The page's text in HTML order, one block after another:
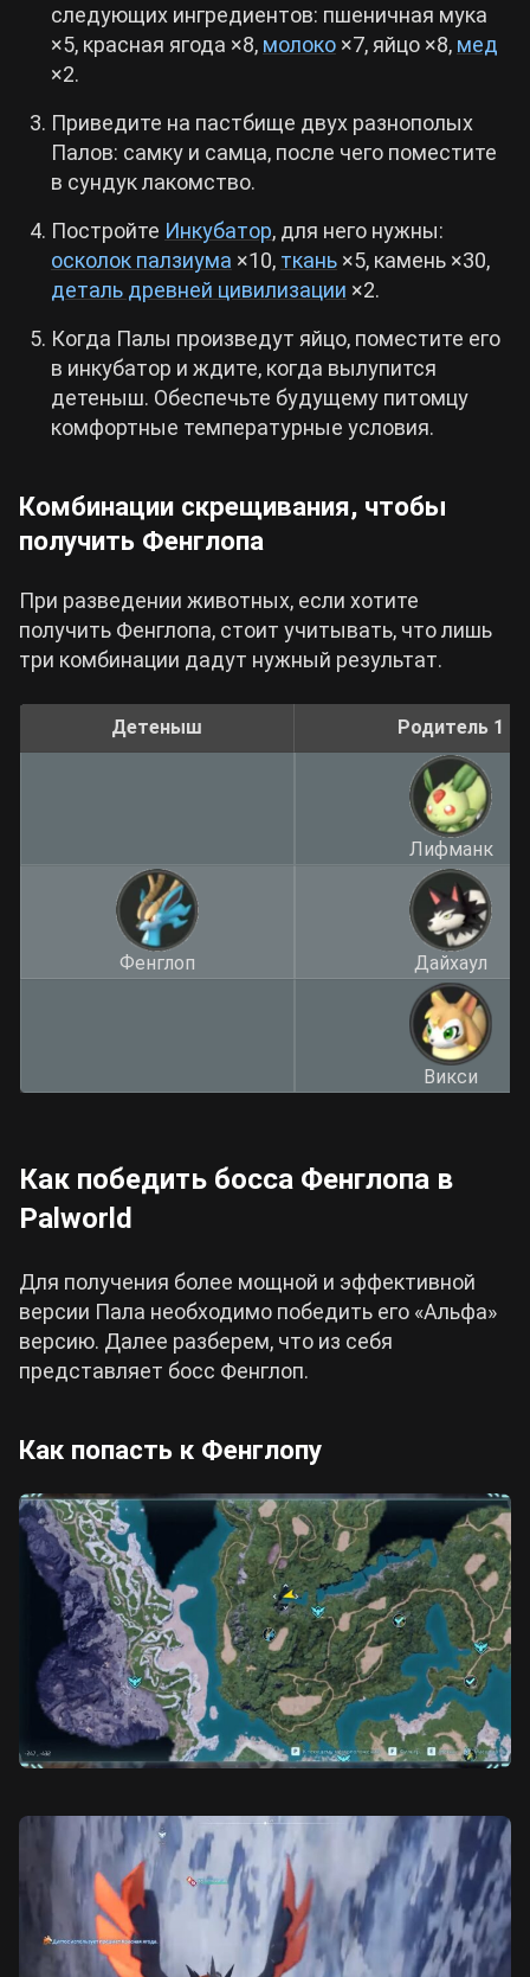
следующих ингредиентов: пшеничная мука
×5, красная ягода ×8, молоко ×7, яйцо ×8, мед
×2.
Приведите на пастбище двух разнополых
Палов: самку и самца, после чего поместите
в сундук лакомство.
Постройте Инкубатор, для него нужны:
осколок палзиума ×10, ткань ×5, камень ×30,
деталь древней цивилизации ×2.
Когда Палы произведут яйцо, поместите его
в инкубатор и ждите, когда вылупится
детеныш. Обеспечьте будущему питомцу
комфортные температурные условия.
Комбинации скрещивания, чтобы
получить Фенглопа
При разведении животных, если хотите
получить Фенглопа, стоит учитывать, что лишь
три комбинации дадут нужный результат.
Детеныш Родитель 1
Лифманк
Фенглоп Дайхаул
Викси
Как победить босса Фенглопа в
Palworld
Для получения более мощной и эффективной
версии Пала необходимо победить его «Альфа»
версию. Далее разберем, что из себя
представляет босс Фенглоп.
Как попасть к Фенглопу